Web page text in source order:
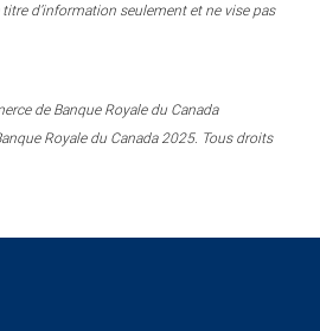
d’information seulement et ne vise pas
de Banque Royale du Canada
Royale du Canada 2025. Tous droits